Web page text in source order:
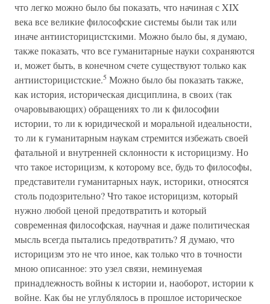
что легко можно было бы показать, что начиная с XIX
века все великие философские системы были так или
иначе антиисторицистскими. Можно было бы, я думаю,
также показать, что все гуманитарные науки сохраняются
и, может быть, в конечном счете существуют только как
антиисторицистские.5 Можно было бы показать также,
как история, историческая дисциплина, в своих (так
очаровывающих) обращениях то ли к философии
истории, то ли к юридической и моральной идеальности,
то ли к гуманитарным наукам стремится избежать своей
фатальной и внутренней склонности к историцизму. Но
что такое историцизм, к которому все, будь то философы,
представители гуманитарных наук, историки, относятся
столь подозрительно? Что такое историцизм, который
нужно любой ценой предотвратить и который
современная философская, научная и даже политическая
мысль всегда пытались предотвратить? Я думаю, что
историцизм это не что иное, как только что в точности
мною описанное: это узел связи, неминуемая
принадлежность войны к истории и, наоборот, истории к
войне. Как бы не углублялось в прошлое историческое